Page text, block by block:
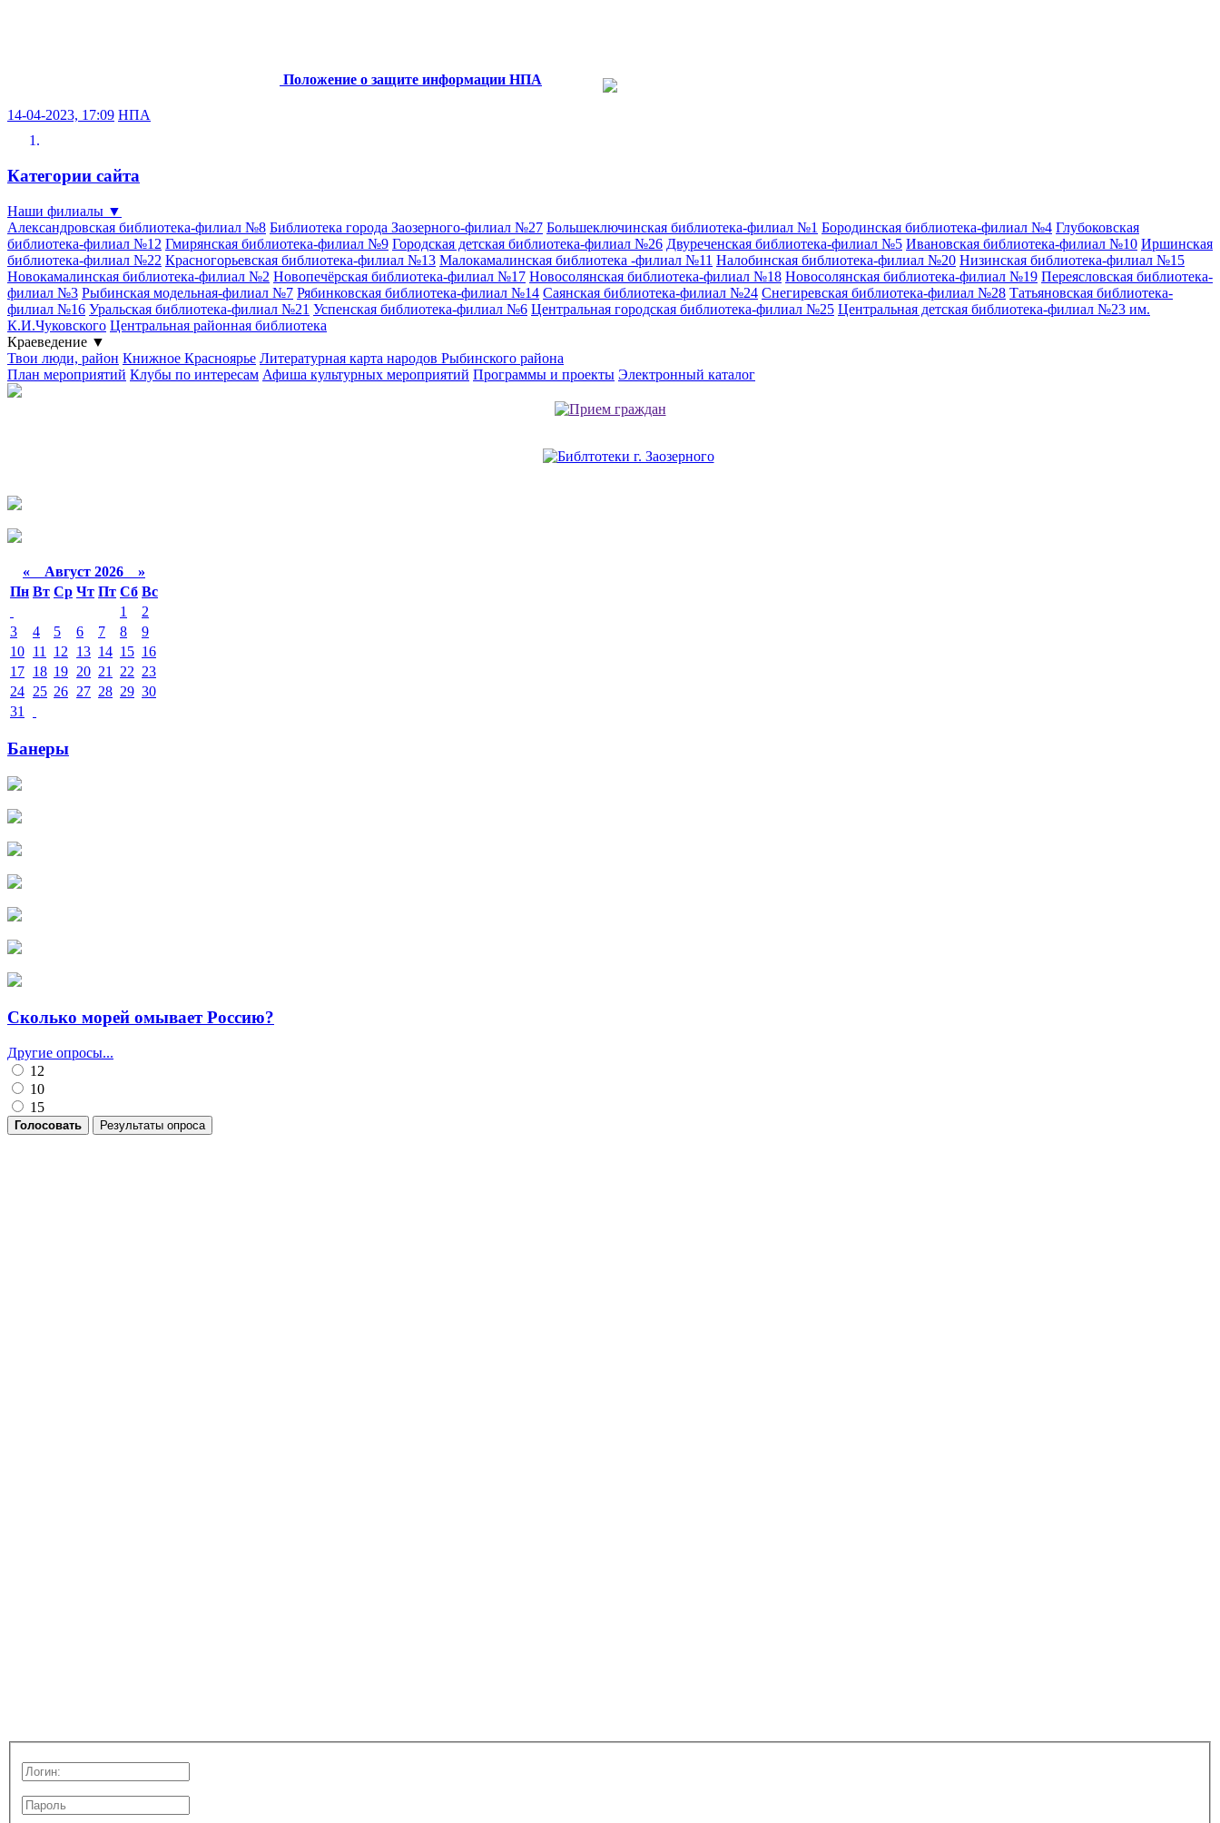
Положение о защите информации НПА
14-04-2023, 17:09 НПА
Категории сайта
Наши филиалы ▼
Александровская библиотека-филиал №8 Библиотека города Заозерного-филиал №27 Большеключинская библиотека-филиал №1 Бородинская библиотека-филиал №4 Глубоковская
библиотека-филиал №12 Гмирянская библиотека-филиал №9 Городская детская библиотека-филиал №26 Двуреченская библиотека-филиал №5 Ивановская библиотека-филиал №10 Иршинская
библиотека-филиал №22 Красногорьевская библиотека-филиал №13 Малокамалинская библиотека -филиал №11 Налобинская библиотека-филиал №20 Низинская библиотека-филиал №15
Новокамалинская библиотека-филиал №2 Новопечёрская библиотека-филиал №17 Новосолянская библиотека-филиал №18 Новосолянская библиотека-филиал №19 Переясловская библиотека-
филиал №3 Рыбинская модельная-филиал №7 Рябинковская библиотека-филиал №14 Саянская библиотека-филиал №24 Снегиревская библиотека-филиал №28 Татьяновская библиотека-
филиал №16 Уральская библиотека-филиал №21 Успенская библиотека-филиал №6 Центральная городская библиотека-филиал №25 Центральная детская библиотека-филиал №23 им.
К.И.Чуковского Центральная районная библиотека
Краеведение ▼
Твои люди, район Книжное Красноярье Литературная карта народов Рыбинского района
План мероприятий Клубы по интересам Афиша культурных мероприятий Программы и проекты Электронный каталог
« Август 2026 »
Пн Вт Ср Чт Пт Сб Вс
1
2
3
4 5 6 7 8
9
10 11 12 13 14 15 16
17 18 19 20 21 22 23
24 25 26 27 28 29 30
31
Банеры
Сколько морей омывает Россию?
Другие опросы...
12
10
15
Голосовать Результаты опроса